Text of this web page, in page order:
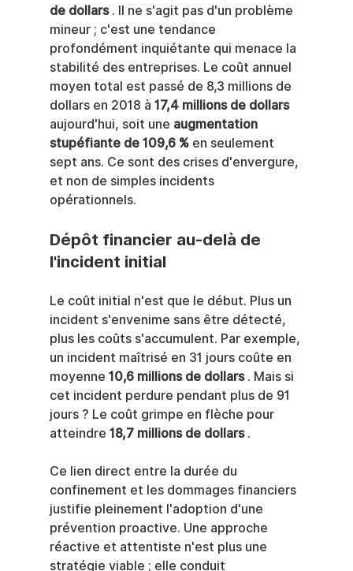
de dollars . Il ne s'agit pas d'un problème
mineur ; c'est une tendance
profondément inquiétante qui menace la
stabilité des entreprises. Le coût annuel
moyen total est passé de 8,3 millions de
dollars en 2018 à 17,4 millions de dollars
aujourd'hui, soit une augmentation
stupéfiante de 109,6 % en seulement
sept ans. Ce sont des crises d'envergure,
et non de simples incidents
opérationnels.
Dépôt financier au-delà de
l'incident initial
Le coût initial n'est que le début. Plus un
incident s'envenime sans être détecté,
plus les coûts s'accumulent. Par exemple,
un incident maîtrisé en 31 jours coûte en
moyenne 10,6 millions de dollars . Mais si
cet incident perdure pendant plus de 91
jours ? Le coût grimpe en flèche pour
atteindre 18,7 millions de dollars .
Ce lien direct entre la durée du
confinement et les dommages financiers
justifie pleinement l'adoption d'une
prévention proactive. Une approche
réactive et attentiste n'est plus une
stratégie viable ; elle conduit